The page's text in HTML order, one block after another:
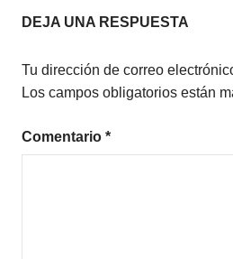
entradas
DEJA UNA RESPUESTA
Tu dirección de correo
Los campos obligatorios están
Comentario *